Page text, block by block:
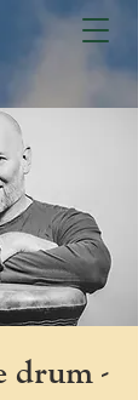
drum -